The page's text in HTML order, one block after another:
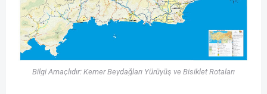
Bilgi Amaçlıdır: Kemer Beydağları Yürüyüş ve Bisiklet Rotaları